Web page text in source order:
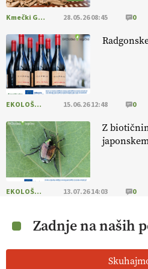
[EKOloško = LOGIČNO ] Mladi
kmetijstva in uspešno prenovo kmetij
https://t.co/RRn8unbwXp @EUAgri
https://t.co/mnLHFv2VuP
[EKOloško = LOGIČNO ]
, okolje
in kakovostna jajca .
@EUAgri #IMCAP #CAP https://t.co/
[EKOloško = LOGIČNO ]
Za bolj
VEČ
[EKOloško = LOGIČNO ] Ekološka
Kmečki Glas 28.05.26 08:45 0
EKOLOŠKO LOGIČNO 15.06.26 12:48 0
Z
EKOLOŠKO LOGIČNO 13.07.26 14:03 0
Zadnje na naših